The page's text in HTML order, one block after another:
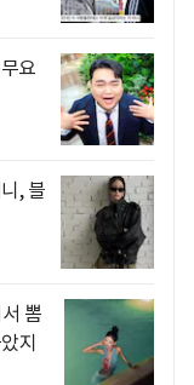
요
, 블
뽐
지